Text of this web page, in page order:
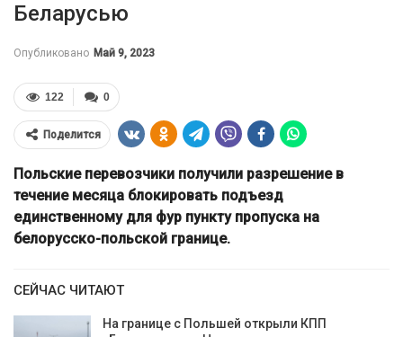
Беларусью
Опубликовано Май 9, 2023
0
122
Поделится
Польские перевозчики получили разрешение в
течение месяца блокировать подъезд
единственному для фур пункту пропуска на
белорусско-польской границе.
СЕЙЧАС ЧИТАЮТ
На границе с Польшей открыли КПП